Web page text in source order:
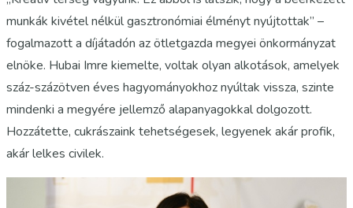
munkák kivétel nélkül gasztronómiai élményt nyújtottak” –
fogalmazott a díjátadón az ötletgazda megyei önkormányzat
elnöke. Hubai Imre kiemelte, voltak olyan alkotások, amelyek
száz-százötven éves hagyományokhoz nyúltak vissza, szinte
mindenki a megyére jellemző alapanyagokkal dolgozott.
Hozzátette, cukrászaink tehetségesek, legyenek akár profik,
akár lelkes civilek.